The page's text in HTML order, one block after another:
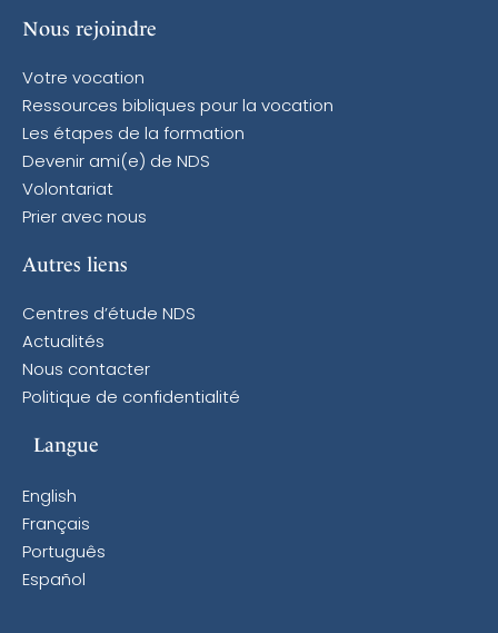
Nous rejoindre
Votre vocation
Ressources bibliques pour la vocation
Les étapes de la formation
Devenir ami(e) de NDS
Volontariat
Prier avec nous
Autres liens
Centres d’étude NDS
Actualités
Nous contacter
Politique de confidentialité
Langue
English
Français
Português
Español